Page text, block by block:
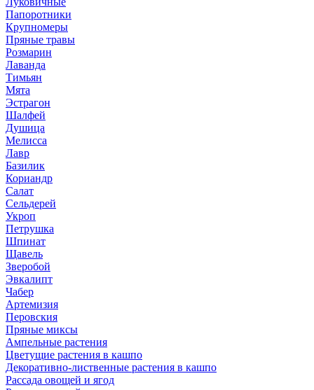
Папоротники
Крупномеры
Пряные травы
Розмарин
Лаванда
Тимьян
Мята
Эстрагон
Шалфей
Душица
Мелисса
Лавр
Базилик
Кориандр
Салат
Сельдерей
Укроп
Петрушка
Шпинат
Щавель
Зверобой
Эвкалипт
Чабер
Артемизия
Перовския
Пряные миксы
Ампельные растения
Цветущие растения в кашпо
Декоративно-лиственные растения в кашпо
Рассада овощей и ягод